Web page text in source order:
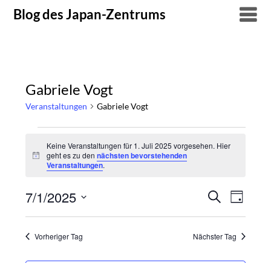
SkipBlog des Japan-Zentrums
Gabriele Vogt
Veranstaltungen Gabriele Vogt
Veranstaltungen
für
2025
Hinweis
Keine Veranstaltungen für 1. Juli 2025 vorgesehen. Hier
geht es zu den nächsten bevorstehenden
Veranstaltungen.
Suche
Suche
Tag
7/1/2025
Datum
Vorheriger Tag Nächster Tag